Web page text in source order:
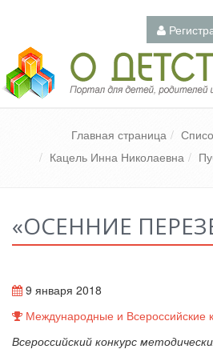
Педагогический портал «О детстве»
Главная страница
Кацель Инна Николаевна
«ОСЕННИЕ
9 января 2018
Международные и Всероссийские
Всероссийский конкурс